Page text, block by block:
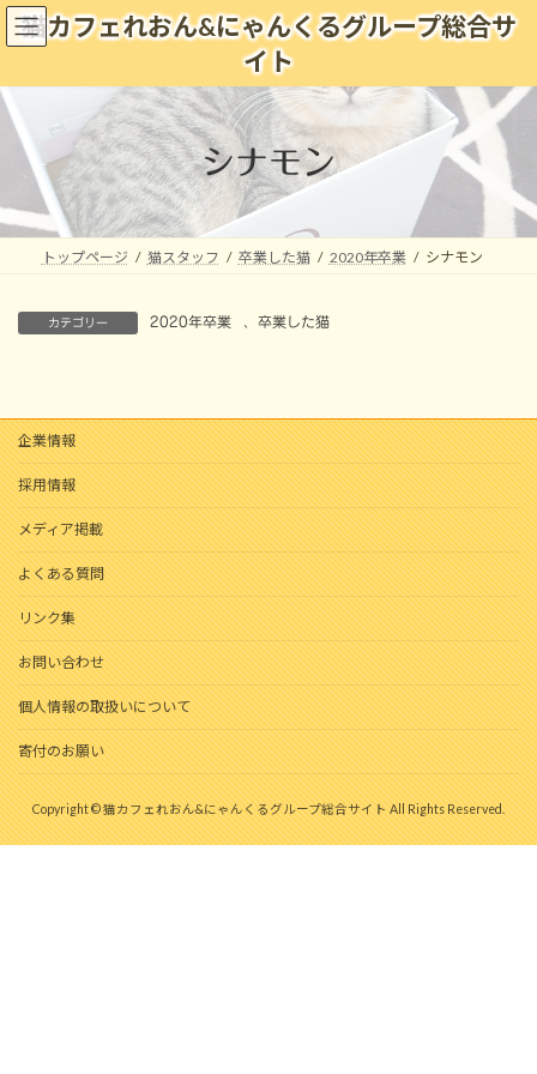
コ
ン
ン
ツ
へ
ッ
プ
ナ
ビ
ー
シ
ョ
移
動
猫カフェれおん&にゃんくるグループ総合サ
イト
シナモン
トップページ 猫スタッフ 卒業した猫 2020年卒業 シナモン
カテゴリー 2020年卒業 卒業した猫
企業情報
採用情報
メディア掲載
よくある質問
リンク集
お問い合わせ
個人情報の取扱いについて
寄付のお願い
Copyright © 猫カフェれおん&にゃんくるグループ総合サイト All Rights Reserved.